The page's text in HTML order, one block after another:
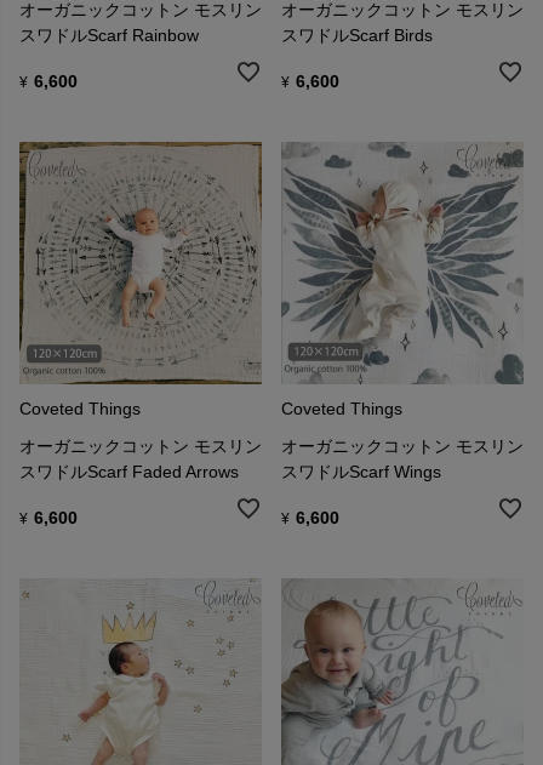
オーガニックコットン モスリン
スワドルScarf Rainbow
¥ 6,600
オーガニックコットン モスリン
スワドルScarf Birds
¥ 6,600
Coveted Things
オーガニックコットン モスリン
スワドルScarf Faded Arrows
¥ 6,600
Coveted Things
オーガニックコットン モスリン
スワドルScarf Wings
¥ 6,600